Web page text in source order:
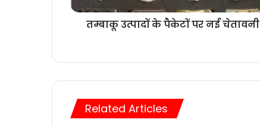
तम्बाकू उत्पादों के पैकेटों पर नई चेतावनी
Related Articles